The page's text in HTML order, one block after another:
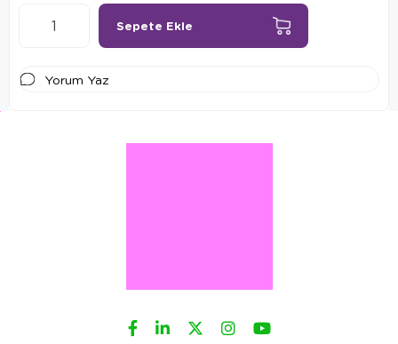
Yorum Yaz